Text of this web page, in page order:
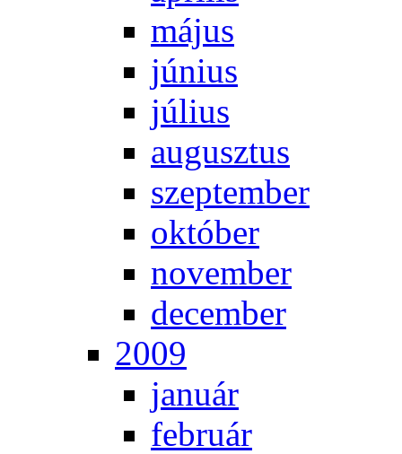
má­jus
jú­ni­us
jú­li­us
au­gusz­tus
szep­tem­ber
ok­tó­ber
no­vem­ber
de­cem­ber
2009
ja­nu­ár
feb­ru­ár